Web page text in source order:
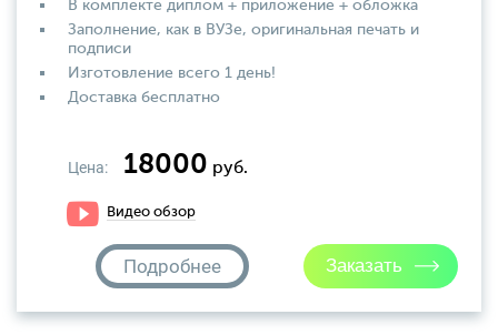
В комплекте диплом + приложение + обложка
Заполнение, как в ВУЗе, оригинальная печать и
подписи
Изготовление всего 1 день!
Доставка бесплатно
Цена: 18000 руб.
Видео обзор
Подробнее